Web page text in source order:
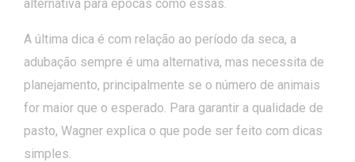
alternativa para épocas como essas.
A última dica é com relação ao período da seca, a
adubação sempre é uma alternativa, mas necessita de
planejamento, principalmente se o número de animais
for maior que o esperado. Para garantir a qualidade de
pasto, Wagner explica o que pode ser feito com dicas
simples.